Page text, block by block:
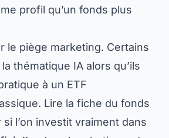
profil qu’un fonds plus
le piège marketing. Certains
thématique IA alors qu’ils
à un ETF
Lire la fiche du fonds
l’on investit vraiment dans